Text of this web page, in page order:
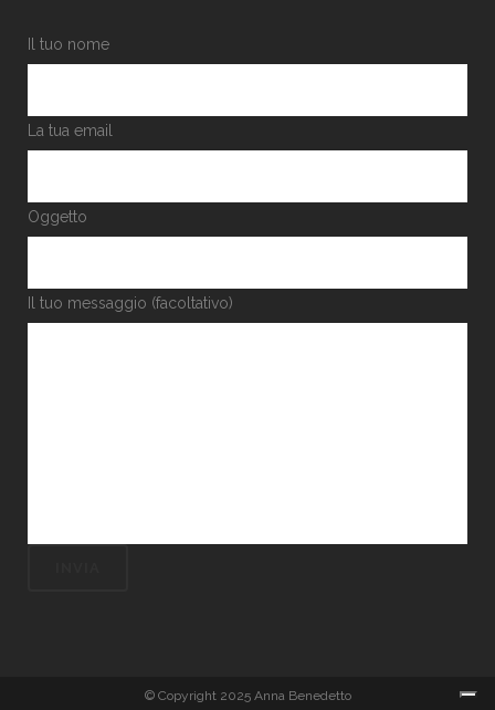
Il tuo nome
La tua email
Oggetto
Il tuo messaggio (facoltativo)
© Copyright 2025 Anna Benedetto